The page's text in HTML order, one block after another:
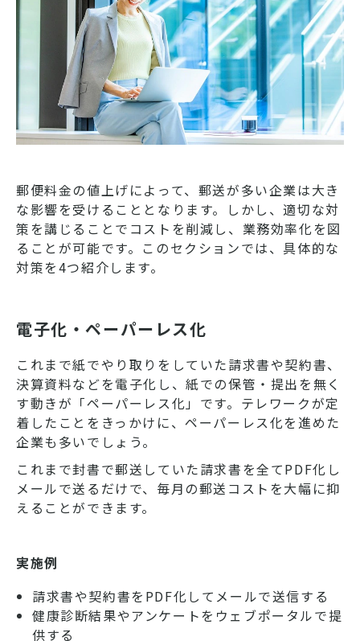
郵便料金の値上げによって、郵送が多い企業は大き
な影響を受けることとなります。しかし、適切な対
策を講じることでコストを削減し、業務効率化を図
ることが可能です。このセクションでは、具体的な
対策を4つ紹介します。
電子化・ペーパーレス化
これまで紙でやり取りをしていた請求書や契約書、
決算資料などを電子化し、紙での保管・提出を無く
す動きが「ペーパーレス化」です。テレワークが定
着したことをきっかけに、ペーパーレス化を進めた
企業も多いでしょう。
これまで封書で郵送していた請求書を全てPDF化し
メールで送るだけで、毎月の郵送コストを大幅に抑
えることができます。
実施例
請求書や契約書をPDF化してメールで送信する
健康診断結果やアンケートをウェブポータルで提
供する